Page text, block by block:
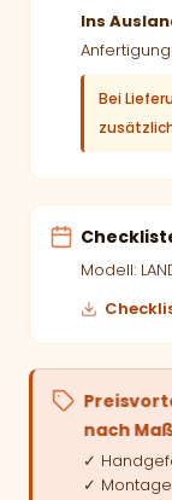
Ins
Bei
Modell:
nach
✓
✓